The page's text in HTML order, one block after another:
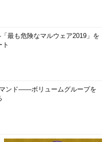
最も危険なマルウェア2019」を
ト
マンド――ボリュームグループを